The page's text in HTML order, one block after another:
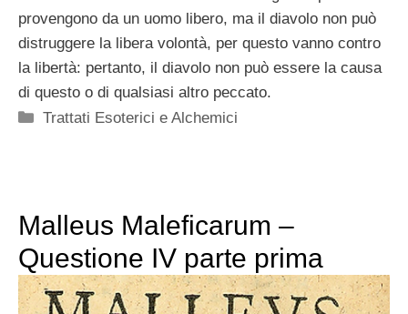
provengono da un uomo libero, ma il diavolo non può
distruggere la libera volontà, per questo vanno contro
la libertà: pertanto, il diavolo non può essere la causa
di questo o di qualsiasi altro peccato.
Categorie
Trattati Esoterici e Alchemici
Malleus Maleficarum –
Questione IV parte prima